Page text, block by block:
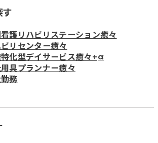
央こども園
保育園
す
護リハビリステーション癒々
リセンター癒々
化型デイサービス癒々+α
具プランナー癒々
務